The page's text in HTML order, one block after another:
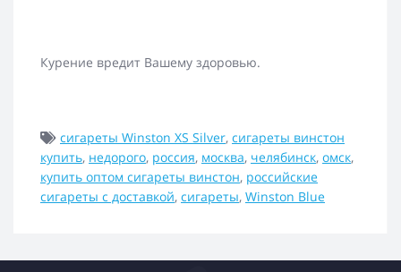
Курение вредит Вашему здоровью.
сигареты Winston XS Silver, сигареты винстон
купить, недорого, россия, москва, челябинск, омск,
купить оптом сигареты винстон, российские
сигареты с доставкой, сигареты, Winston Blue